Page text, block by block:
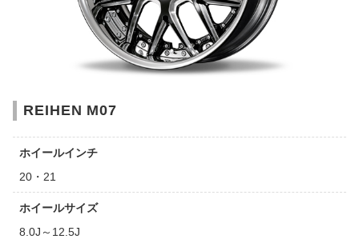
REIHEN M07
ホイールインチ
20・21
ホイールサイズ
8.0J～12.5J